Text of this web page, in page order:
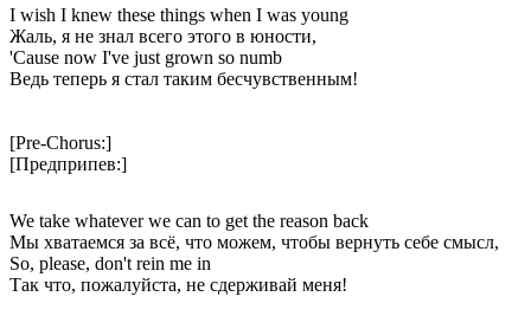
I wish I knew these things when I was young
Жаль, я не знал всего этого в юности,
'Cause now I've just grown so numb
Ведь теперь я стал таким бесчувственным!
[Pre-Chorus:]
[Предприпев:]
We take whatever we can to get the reason back
Мы хватаемся за всё, что можем, чтобы вернуть себе смысл,
So, please, don't rein me in
Так что, пожалуйста, не сдерживай меня!